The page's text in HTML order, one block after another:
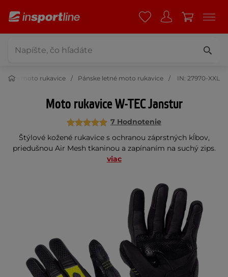
Letné moto rukavice Pánske letné moto rukavice IN: 27970-XXL
Moto rukavice W-TEC Janstur
7 Hodnotenie
Štýlové kožené rukavice s ochranou záprstných kĺbov,
priedušnou Air Mesh tkaninou a zapínaním na suchý zips.
viac